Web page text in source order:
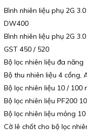
Bình nhiên liệu phụ 2G
DW400
Bình nhiên liệu phụ 2G
GST 450 / 520
Bộ lọc nhiên liệu đa năng
Bộ thu nhiên liệu 4 cổng,
Bộ lọc nhiên liệu 10 / 100
Bộ lọc nhiên liệu PF200
Bộ lọc nhiên liệu mỏng
Cờ lê chốt cho bộ lọc